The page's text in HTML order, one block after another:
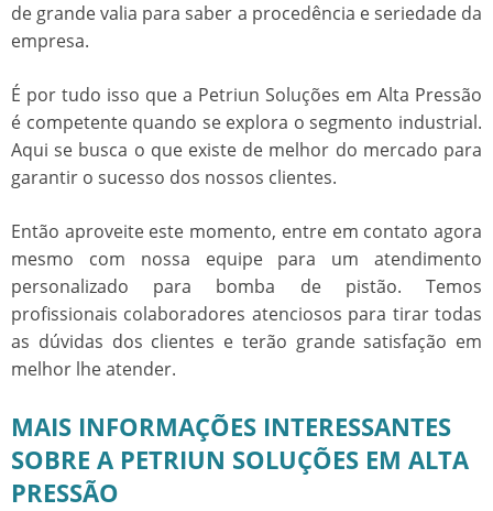
de grande valia para saber a procedência e seriedade da
empresa.
É por tudo isso que a Petriun Soluções em Alta Pressão
é competente quando se explora o segmento industrial.
Aqui se busca o que existe de melhor do mercado para
garantir o sucesso dos nossos clientes.
Então aproveite este momento, entre em contato agora
mesmo com nossa equipe para um atendimento
personalizado para bomba de pistão. Temos
profissionais colaboradores atenciosos para tirar todas
as dúvidas dos clientes e terão grande satisfação em
melhor lhe atender.
MAIS INFORMAÇÕES INTERESSANTES
SOBRE A PETRIUN SOLUÇÕES EM ALTA
PRESSÃO